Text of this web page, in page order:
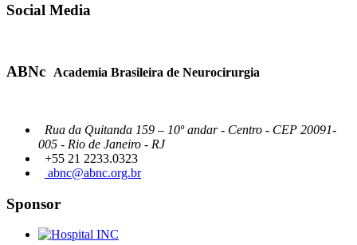
Social Media
ABNc Academia Brasileira de Neurocirurgia
Rua da Quitanda 159 – 10º andar - Centro - CEP 20091-
005 - Rio de Janeiro - RJ
+55 21 2233.0323
abnc@abnc.org.br
Sponsor